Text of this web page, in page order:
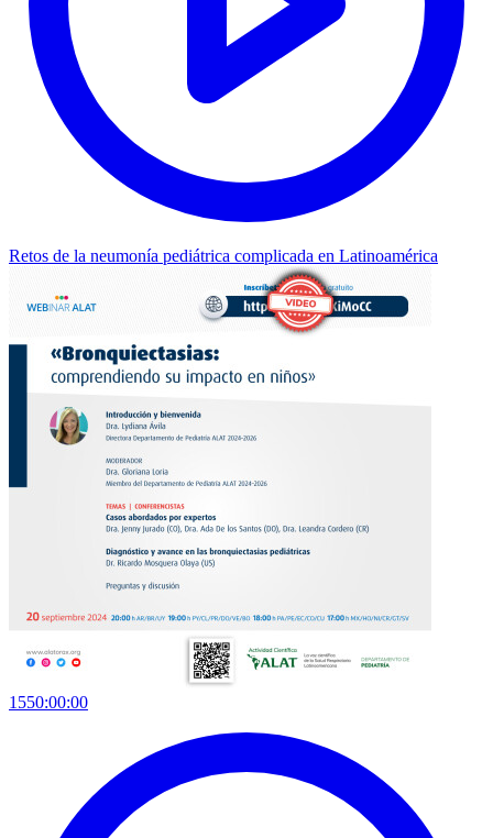
Retos de la neumonía pediátrica complicada en Latinoamérica
1550:00:00